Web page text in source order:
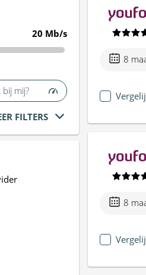
20 Mb/s
mij?
FILTERS
8
8